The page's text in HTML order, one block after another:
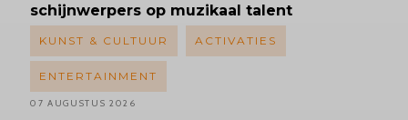
schijnwerpers op muzikaal talent
KUNST & CULTUUR ACTIVATIES
ENTERTAINMENT
07 AUGUSTUS 2026